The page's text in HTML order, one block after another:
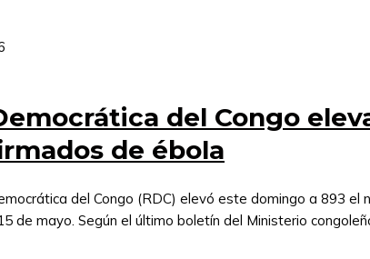
del Congo
de ébola
del Congo (RDC) elevó este domingo a 893
de mayo. Según el último boletín del Ministerio